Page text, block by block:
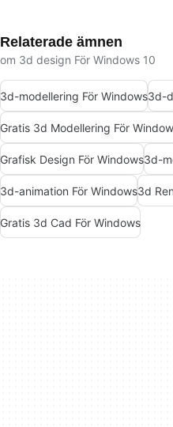
Relaterade ämnen
om 3d design För Windows 10
3d-modellering För Windows3d-
Gratis 3d Modellering För
Grafisk Design För Windows3d-
3d-animation För Windows3d
Gratis 3d Cad För Windows